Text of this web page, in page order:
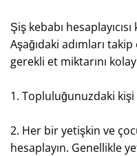
Şiş kebabı
Aşağıdaki adımları
gerekli et miktarını
1. Topluluğunuzdaki kişi
2. Her bir yetişkin ve
hesaplayın. Genellikle